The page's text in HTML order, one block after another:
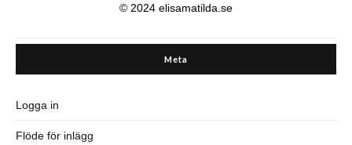
© 2024 elisamatilda.se
Meta
Logga in
Flöde för inlägg